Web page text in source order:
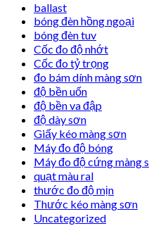
ballast
bóng đèn hồng ngoại
bóng đèn tuv
Cốc đo độ nhớt
Cốc đo tỷ trọng
đo bám dính màng sơn
độ bền uốn
độ bền va đập
độ dày sơn
Giấy kéo màng sơn
Máy đo độ bóng
Máy đo độ cứng màng
quạt màu ral
thước đo độ mịn
Thước kéo màng sơn
Uncategorized